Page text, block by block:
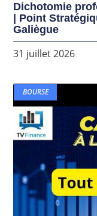
Dichotomie
| Point
Galiègue
31 juillet 2026
BOURSE